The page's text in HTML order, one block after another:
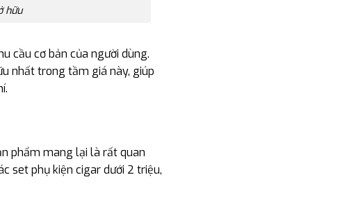
hữu
cầu cơ bản của người dùng.
nhất trong tầm giá này, giúp
phẩm mang lại là rất quan
set phụ kiện cigar dưới 2 triệu,